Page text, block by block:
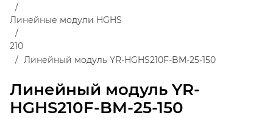
Линейный модуль YR-
HGHS210F-BM-25-150
Линейные модули HGHS
210
Линейный модуль YR-HGHS210F-BM-25-150